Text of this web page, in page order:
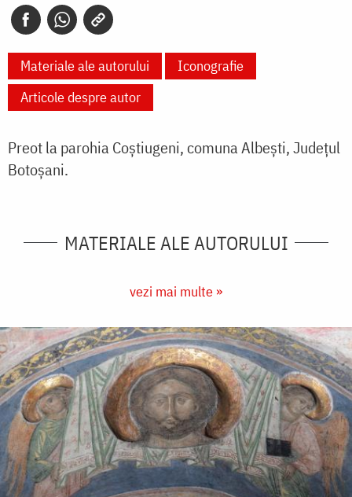
Materiale ale autorului
Iconografie
Articole despre autor
Preot la parohia Coștiugeni, comuna Albești, Județul
Botoșani.
MATERIALE ALE AUTORULUI
vezi mai multe »